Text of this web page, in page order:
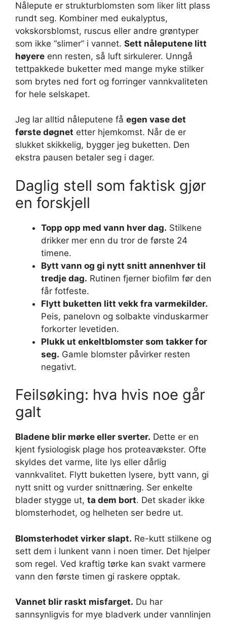
Nålepute er strukturblomsten som liker litt plass
rundt seg. Kombiner med eukalyptus,
vokskorsblomst, ruscus eller andre grøntyper
som ikke “slimer” i vannet. Sett nåleputene litt
høyere enn resten, så luft sirkulerer. Unngå
tettpakkede buketter med mange myke stilker
som brytes ned fort og forringer vannkvaliteten
for hele selskapet.
Jeg lar alltid nåleputene få egen vase det
første døgnet etter hjemkomst. Når de er
slukket skikkelig, bygger jeg buketten. Den
ekstra pausen betaler seg i dager.
Daglig stell som faktisk gjør
en forskjell
Topp opp med vann hver dag. Stilkene
drikker mer enn du tror de første 24
timene.
Bytt vann og gi nytt snitt annenhver til
tredje dag. Rutinen fjerner biofilm før den
får fotfeste.
Flytt buketten litt vekk fra varmekilder.
Peis, panelovn og solbakte vinduskarmer
forkorter levetiden.
Plukk ut enkeltblomster som takker for
seg. Gamle blomster påvirker resten
negativt.
Feilsøking: hva hvis noe går
galt
Bladene blir mørke eller sverter. Dette er en
kjent fysiologisk plage hos proteavækster. Ofte
skyldes det varme, lite lys eller dårlig
vannkvalitet. Flytt buketten lysere, bytt vann, gi
nytt snitt og vurder snittnæring. Ser enkelte
blader stygge ut, ta dem bort. Det skader ikke
blomsterhodet, og helheten ser bedre ut.
Blomsterhodet virker slapt. Re-kutt stilkene og
sett dem i lunkent vann i noen timer. Det hjelper
som regel. Ved kraftig tørke kan svakt varmere
vann den første timen gi raskere opptak.
Vannet blir raskt misfarget. Du har
sannsynligvis for mye bladverk under vannlinjen